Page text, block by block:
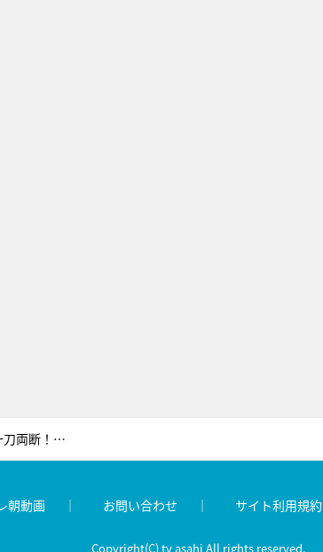
高嶋ちさ子、過去のデート相手を一刀両断！「つまんない男はいつまでたっても…」
朝動画 お問い合わせ サイト利用規約
Copyright(C) tv asahi All rights reserved.